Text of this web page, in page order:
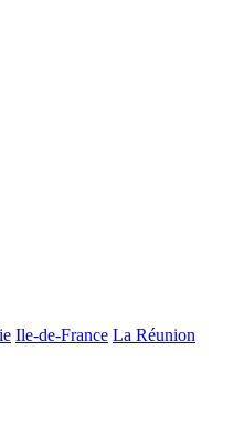
Ile-de-France La Réunion